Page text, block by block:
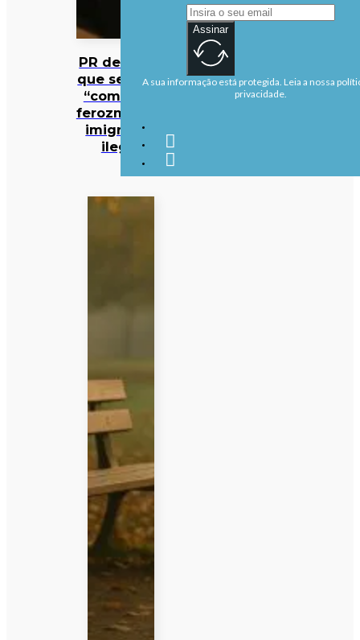
PR defende
que se deve
“combater
ferozmente”
imigração
ilegal
Assinar
A sua informação está protegida. Leia a nossa
privacidade.